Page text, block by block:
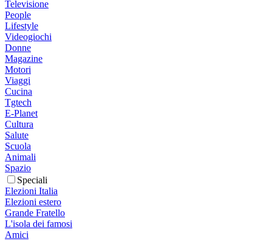
Televisione
People
Lifestyle
Videogiochi
Donne
Magazine
Motori
Viaggi
Cucina
Tgtech
E-Planet
Cultura
Salute
Scuola
Animali
Spazio
Speciali
Elezioni Italia
Elezioni estero
Grande Fratello
L'isola dei famosi
Amici